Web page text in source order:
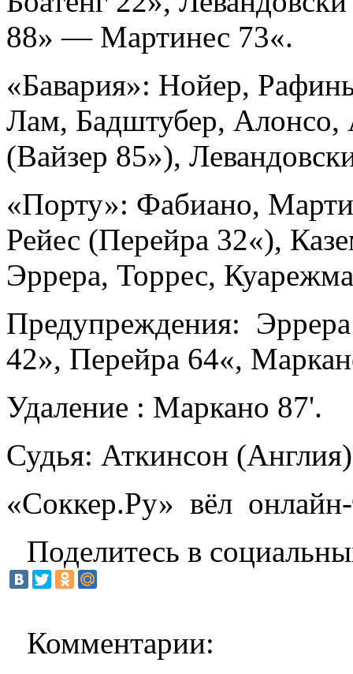
88» — Мартинес 73«.
«Бавария»: Нойер,
Лам, Бадштубер, Алонсо,
(Вайзер 85»),
«Порту»: Фабиано,
Рейес (Перейра 32«),
Эррера, Торрес,
Предупреждения:
42», Перейра 64«,
Удаление : Маркано 87'.
Судья: Аткинсон
«Соккер.Ру» вёл
Поделитесь в
Комментарии: